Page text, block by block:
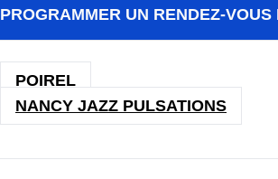
PROGRAMMER UN RENDEZ-VOUS
POIREL
NANCY JAZZ PULSATIONS